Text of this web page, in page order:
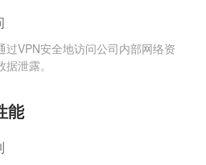
过VPN安全地访问公司内部网络资
泄露。
能